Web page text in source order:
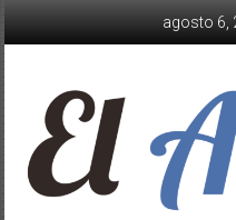
agosto 6,